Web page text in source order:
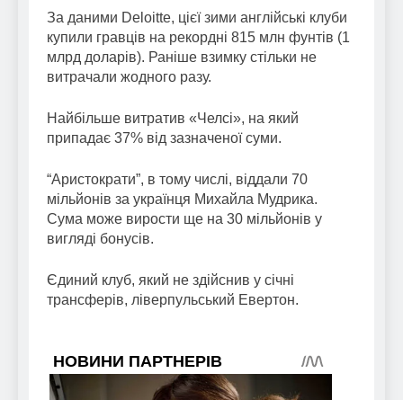
За даними Deloitte, цієї зими англійські клуби
купили гравців на рекордні 815 млн фунтів (1
млрд доларів). Раніше взимку стільки не
витрачали жодного разу.
Найбільше витратив «Челсі», на який
припадає 37% від зазначеної суми.
“Аристократи”, в тому числі, віддали 70
мільйонів за українця Михайла Мудрика.
Сума може вирости ще на 30 мільйонів у
вигляді бонусів.
Єдиний клуб, який не здійснив у січні
трансферів, ліверпульський Евертон.